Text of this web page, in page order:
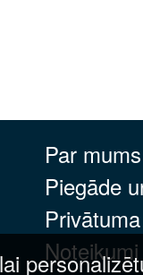
Par mums
Piegāde
Noteikumi